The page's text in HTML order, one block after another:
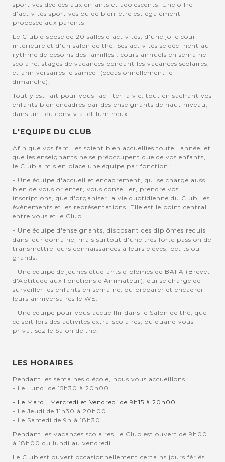
sportives dédiées aux enfants et adolescents. Une offre
d'activités sportives ou de bien-être est également
proposée aux parents.
Le Club dispose de 20 salles d'activités, d'une jolie cour
intérieure et d'un salon de thé. Ses activités se déclinent au
rythme de besoins des familles : cours annuels en semaine
scolaire, stages de vacances pendant les vacances scolaires,
et anniversaires le samedi (occasionnellement le
dimanche).
Tout y est fait pour vous faciliter la vie, tout en sachant vos
enfants bien encadrés par des enseignants de haut niveau,
dans un lieu convivial et lumineux.
L'EQUIPE DU CLUB
Afin que vos familles soient bien accuellies toute l'année, et
que les enseignants ne se préoccupent que de vos enfants,
le Club a mis en place une équipe par fonction :
- Une équipe d'accueil et encadrement, qui se charge aussi
bien de vous orienter, vous conseiller, prendre vos
inscriptions, que d'organiser la vie quotidienne du Club, les
évènements et les représentations. Elle est le point central
entre vous et le Club.
- Une équipe d'enseignants, disposant des diplômes requis
dans leur domaine, mais surtout d'une très forte passion de
transmettre leurs connaissances à leurs élèves, petits ou
grands.
- Une équipe de jeunes étudiants diplômés de BAFA (Brevet
d'Aptitude aux Fonctions d'Animateur); qui se charge de
surveiller les enfants en semaine, ou préparer et encadrer
leurs anniversaires le WE.
- Une équipe pour vous accueillir dans le Salon de thé, que
ce soit lors des activités extra-scolaires, ou quand vous
privatisez le Salon de thé.
LES HORAIRES
Pendant les semaines d'école, nous vous accueillons :
- Le Lundi de 15h30 à 20h00
- Le Mardi, Mercredi et Vendredi de 9h15 à 20h00
- Le Jeudi de 11h30 à 20h00
- Le Samedi de 9h à 18h30
Pendant les vacances scolaires, le Club est ouvert de 9h00
à 18h00 du lundi au vendredi.
Le Club est ouvert occasionnellement certains jours fériés.